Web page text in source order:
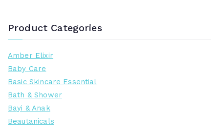
Product Categories
Amber Elixir
Baby Care
Basic Skincare Essential
Bath & Shower
Bayi & Anak
Beautanicals